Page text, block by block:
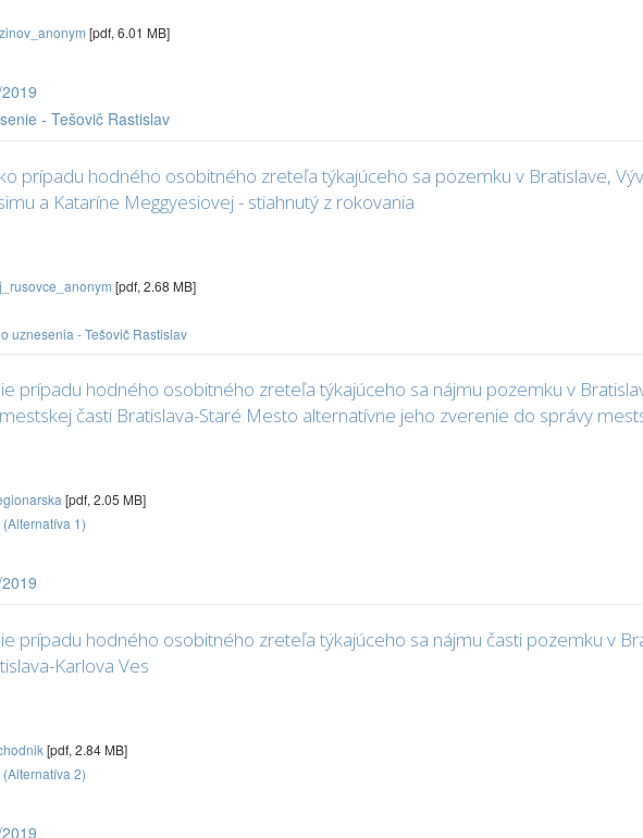
[pdf, 6.01 MB]
- Tešovič Rastislav
prípadu hodného osobitného zreteľa týkajúceho sa pozemku v Bratislave,
a Kataríne Meggyesiovej - stiahnutý z rokovania
[pdf, 2.68 MB]
uznesenia - Tešovič Rastislav
prípadu hodného osobitného zreteľa týkajúceho sa nájmu pozemku v
časti Bratislava-Staré Mesto alternatívne jeho zverenie do správy
[pdf, 2.05 MB]
1)
prípadu hodného osobitného zreteľa týkajúceho sa nájmu časti pozemku v
Karlova Ves
[pdf, 2.84 MB]
2)